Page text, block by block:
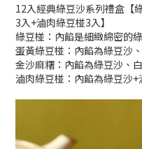
12入經典綠豆沙系列禮盒【
3入+滷肉綠豆椪3入】
綠豆椪：內餡是細緻綿密的
蛋黃綠豆椪：內餡為綠豆沙
金沙麻糬：內餡為綠豆沙、
滷肉綠豆椪：內餡為綠豆沙+